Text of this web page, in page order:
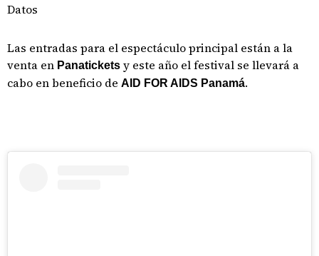
Datos
Las entradas para el espectáculo principal están a la
venta en Panatickets y este año el festival se llevará a
cabo en beneficio de AID FOR AIDS Panamá.